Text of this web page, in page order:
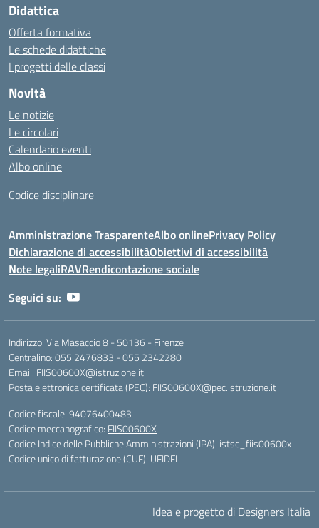
Didattica
Offerta formativa
Le schede didattiche
I progetti delle classi
Novità
Le notizie
Le circolari
Calendario eventi
Albo online
Codice disciplinare
Amministrazione TrasparenteAlbo onlinePrivacy Policy
Dichiarazione di accessibilitàObiettivi di accessibilità
Note legaliRAVRendicontazione sociale
Seguici su:
Indirizzo:Via Masaccio 8 - 50136 - Firenze
Centralino:055 2476833 - 055 2342280
Email: FIIS00600X@istruzione.it
Posta elettronica certificata (PEC): FIIS00600X@pec.istruzione.it
Codice fiscale: 94076400483
Codice meccanografico: FIIS00600X
Codice Indice delle Pubbliche Amministrazioni (IPA): istsc_fiis00600x
Codice unico di fatturazione (CUF): UFIDFI
Idea e progetto di Designers Italia